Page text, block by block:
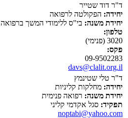
ד"ר דוד שטייר
יחידה: הפקולטה לרפואה
יחידת משנה: בי"ס ללימודי המשך ברפואה
טלפון:
3020 (פנימי)
פקס:
09-9502283
davs@clalit.org.il
ד"ר טלי שטינמץ
יחידה: מחלקות קליניות
יחידת משנה: רפואה פנימית
תפקיד: סגל אקדמי קליני
noptabi@yahoo.com